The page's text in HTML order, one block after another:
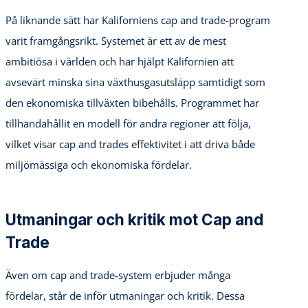
På liknande sätt har Kaliforniens cap and trade-program
varit framgångsrikt. Systemet är ett av de mest
ambitiösa i världen och har hjälpt Kalifornien att
avsevärt minska sina växthusgasutsläpp samtidigt som
den ekonomiska tillväxten bibehålls. Programmet har
tillhandahållit en modell för andra regioner att följa,
vilket visar cap and trades effektivitet i att driva både
miljömässiga och ekonomiska fördelar.
Utmaningar och kritik mot Cap and
Trade
Även om cap and trade-system erbjuder många
fördelar, står de inför utmaningar och kritik. Dessa